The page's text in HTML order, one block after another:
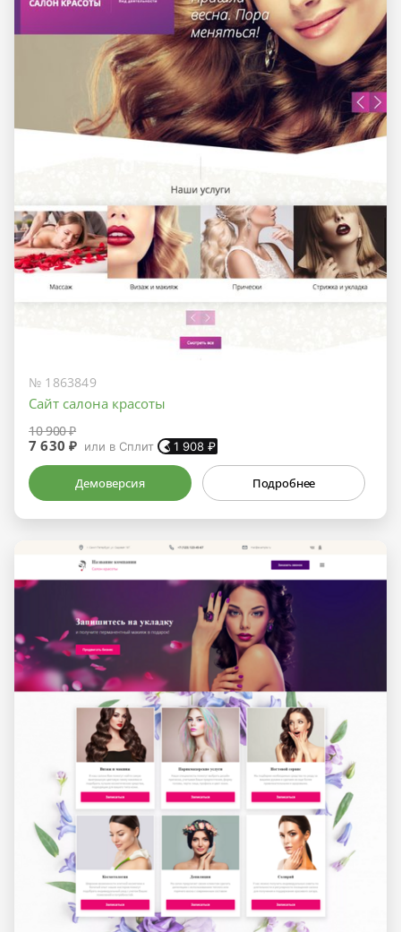
№ 1863849
Сайт салона красоты
10 900 ₽
7 630 ₽ или в Сплит 1 908 ₽
Демоверсия Подробнее